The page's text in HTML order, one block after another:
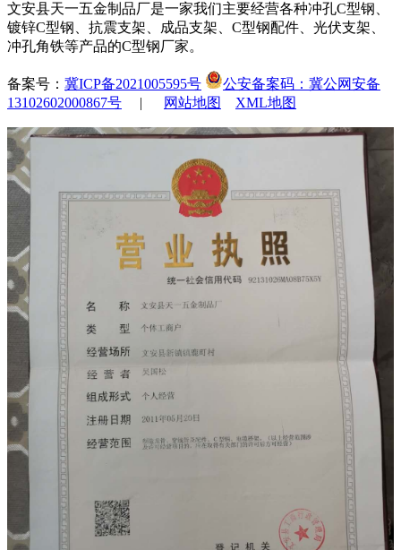
文安县天一五金制品厂是一家我们主要经营各种冲孔C型钢、
镀锌C型钢、抗震支架、成品支架、C型钢配件、光伏支架、
冲孔角铁等产品的C型钢厂家。
备案号： 冀ICP备2021005595号
公安备案码：冀公网安备
13102602000867号 | 网站地图 XML地图